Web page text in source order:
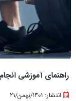
راهنمای آموزشی
انتشار: 1401/بهمن/21